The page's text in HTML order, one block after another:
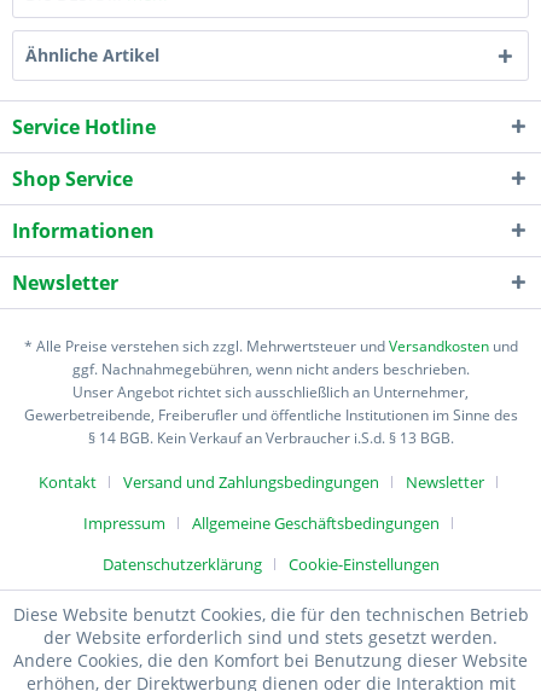
Ähnliche Artikel
Service Hotline
Shop Service
Informationen
Newsletter
* Alle Preise verstehen sich zzgl. Mehrwertsteuer undVersandkostenund
ggf. Nachnahmegebühren, wenn nicht anders beschrieben.
Unser Angebot richtet sich ausschließlich an Unternehmer,
Gewerbetreibende, Freiberufler und öffentliche Institutionen im Sinne des
§ 14 BGB. Kein Verkauf an Verbraucher i.S.d. § 13 BGB.
Kontakt Versand und Zahlungsbedingungen
Newsletter
Impressum
Allgemeine Geschäftsbedingungen
Datenschutzerklärung
Cookie-Einstellungen
Diese Website benutzt Cookies, die für den technischen Betrieb
der Website erforderlich sind und stets gesetzt werden.
Andere Cookies, die den Komfort bei Benutzung dieser Website
erhöhen, der Direktwerbung dienen oder die Interaktion mit